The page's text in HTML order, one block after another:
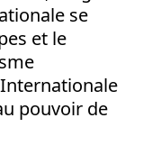
se
et le
pouvoir de